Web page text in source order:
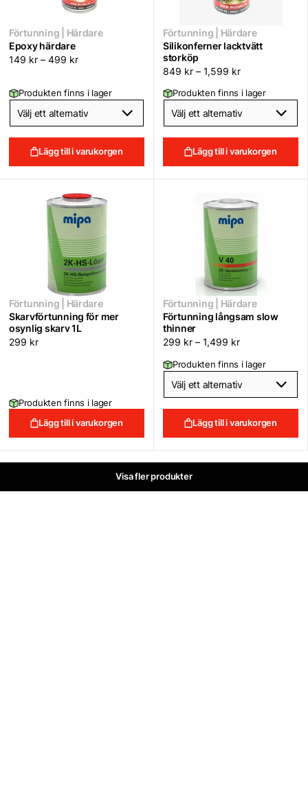
Förtunning | Härdare
Epoxy härdare
149 kr – 499 kr
Produkten finns i lager
Lägg till i varukorgen
Förtunning | Härdare
Silikonferner lacktvätt
storköp
849 kr – 1,599 kr
Produkten finns i lager
Lägg till i varukorgen
Förtunning | Härdare
Skarvförtunning för mer
osynlig skarv 1L
299 kr
Produkten finns i lager
Lägg till i varukorgen
Förtunning | Härdare
Förtunning långsam slow
thinner
299 kr – 1,499 kr
Produkten finns i lager
Lägg till i varukorgen
Visa fler produkter